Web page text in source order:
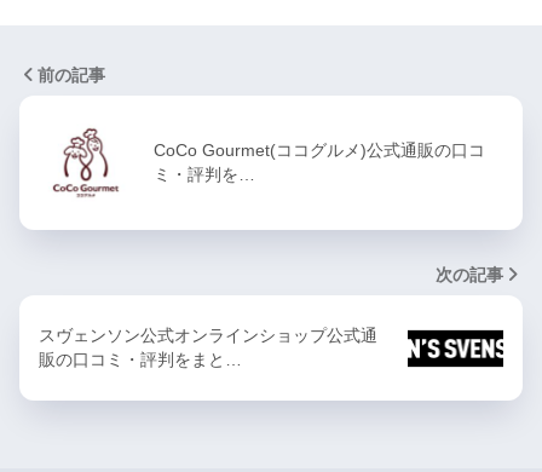
前の記事
CoCo Gourmet(ココグルメ)公式通販の口コ
ミ・評判を…
次の記事
スヴェンソン公式オンラインショップ公式通
販の口コミ・評判をまと…